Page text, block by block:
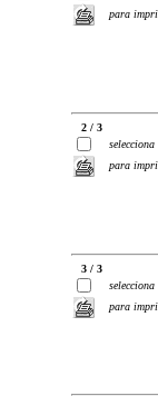
para
2 / 3
selecciona
para
3 / 3
selecciona
para